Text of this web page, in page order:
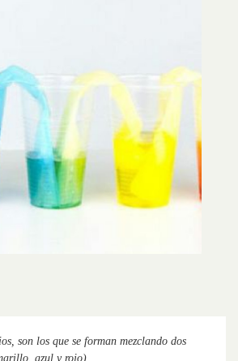
son los que se forman mezclando dos
azul y rojo)